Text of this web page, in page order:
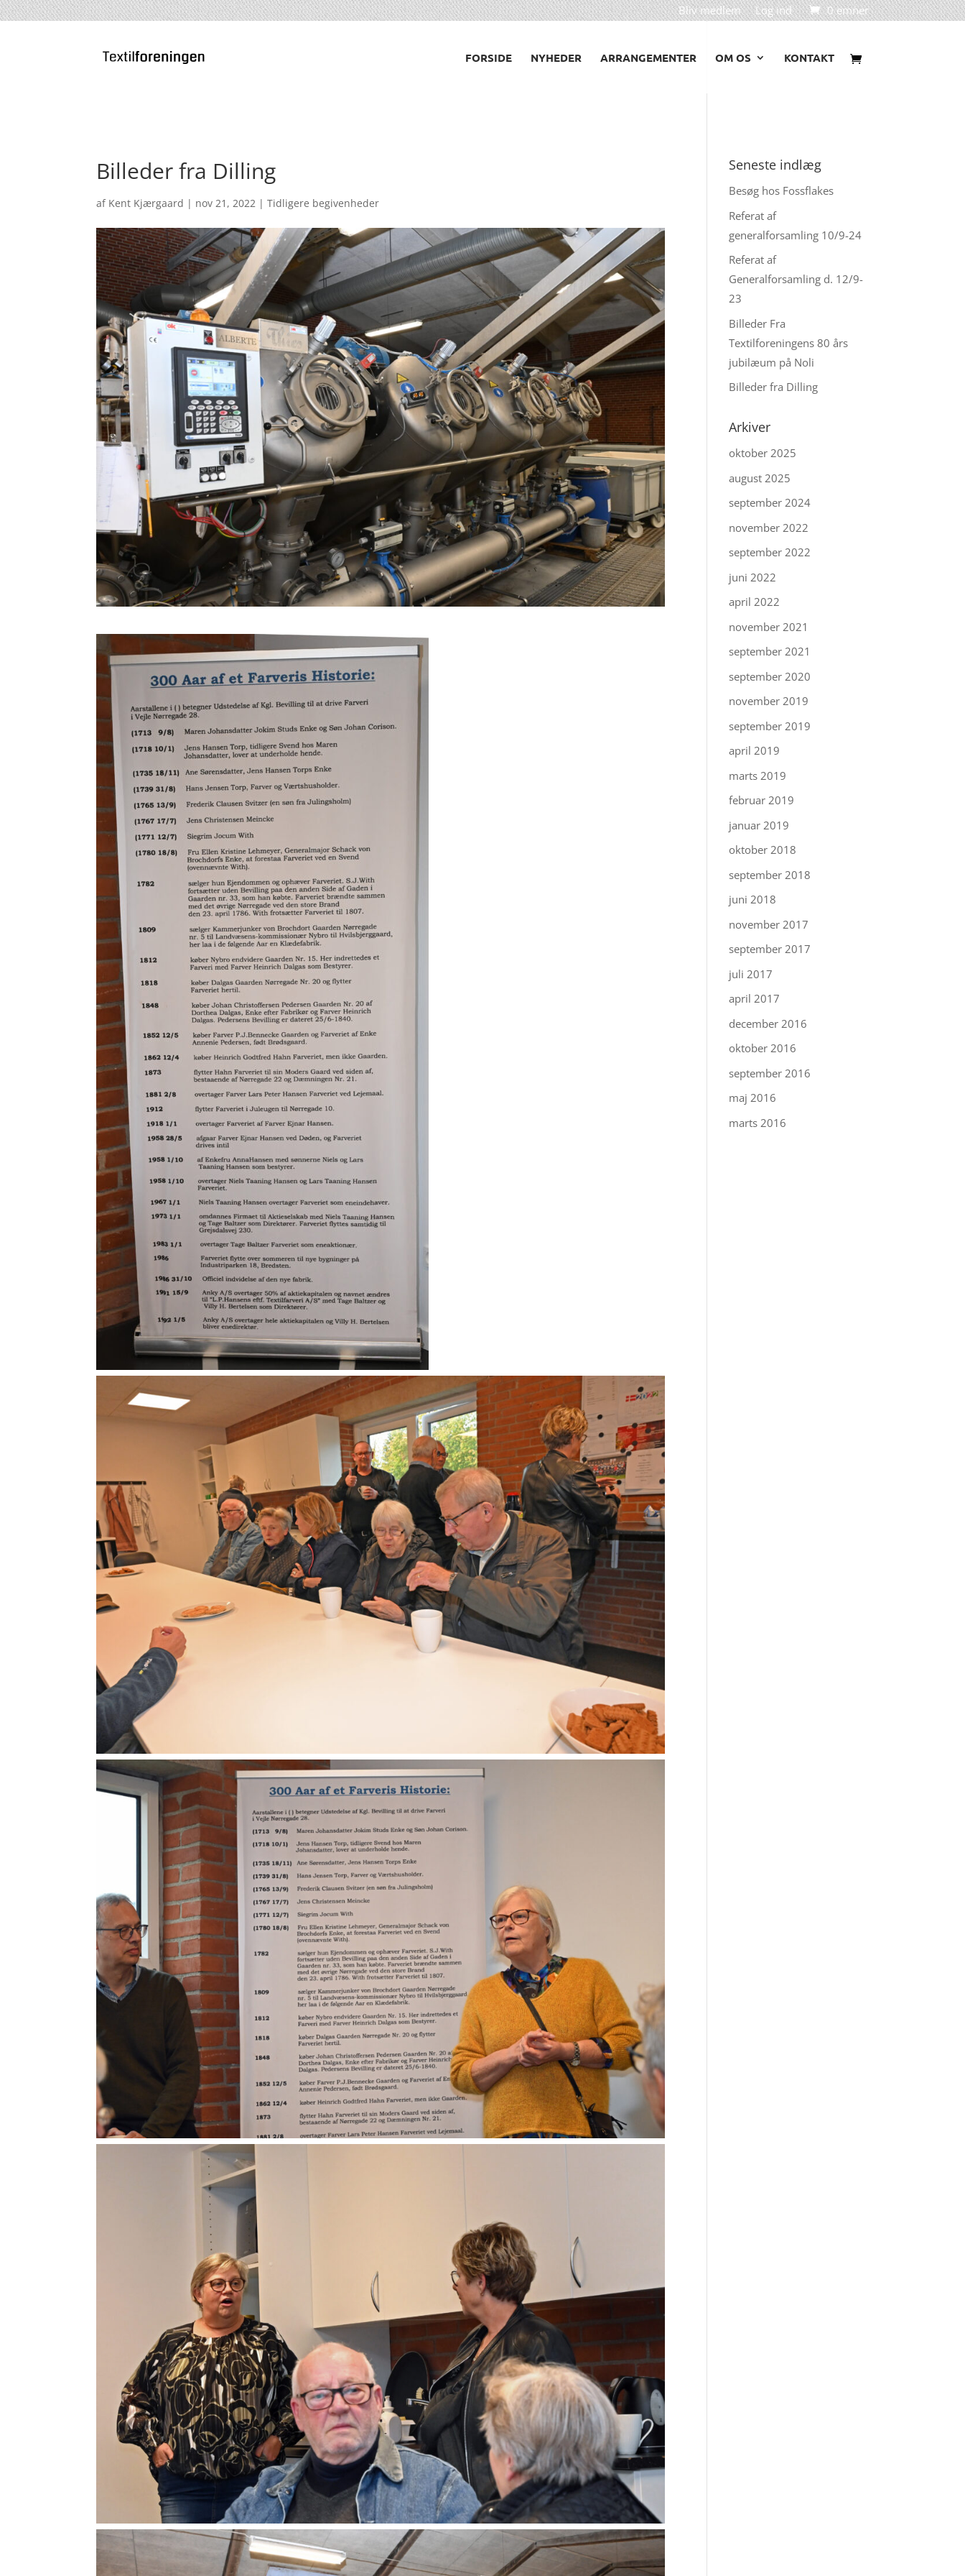
Bliv medlem Log ind 0 emner
FORSIDE NYHEDER ARRANGEMENTER OM OS KONTAKT
Billeder fra Dilling
af Kent Kjærgaard | nov 21, 2022 |Tidligere begivenheder
Seneste indlæg
Besøg hos Fossflakes
Referat af
generalforsamling 10/9-24
Referat af
Generalforsamling d. 12/9-
23
Billeder Fra
Textilforeningens 80 års
jubilæum på Noli
Billeder fra Dilling
Arkiver
oktober 2025
august 2025
september 2024
november 2022
september 2022
juni 2022
april 2022
november 2021
september 2021
september 2020
november 2019
september 2019
april 2019
marts 2019
februar 2019
januar 2019
oktober 2018
september 2018
juni 2018
november 2017
september 2017
juli 2017
april 2017
december 2016
oktober 2016
september 2016
maj 2016
marts 2016